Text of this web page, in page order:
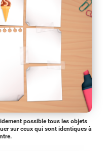
possible tous les objets
sur ceux qui sont identiques à